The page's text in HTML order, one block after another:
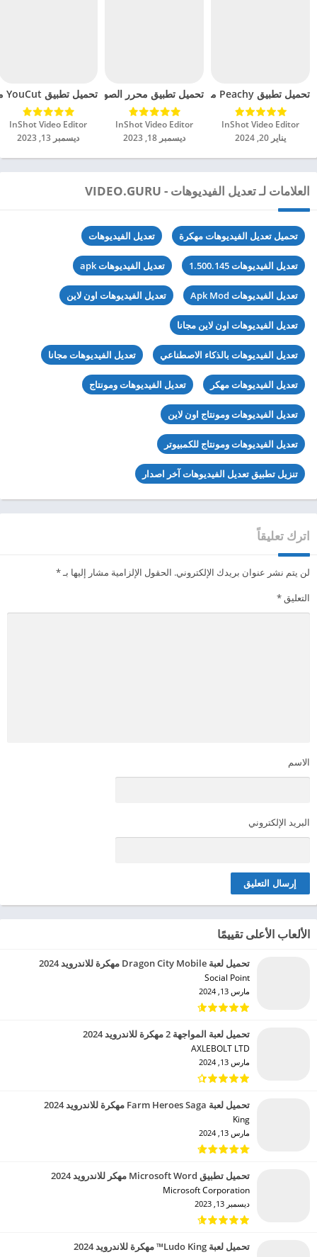
تحميل تطبيق Peachy مهكر للاندرويد 2024
InShot Video Editor‏
يناير 20, 2024
تحميل تطبيق محرر الصور تأثيرات – Lumii مهكر للاندرويد 2024
InShot Video Editor‏
ديسمبر 18, 2023
تحميل تطبيق YouCut مهكر للاندرويد 2024
InShot Video Editor‏
ديسمبر 13, 2023
العلامات لـ تعديل الفيديوهات - VIDEO.GURU
تحميل تعديل الفيديوهات مهكرة تعديل الفيديوهات
تعديل الفيديوهات 1.500.145 تعديل الفيديوهات apk
تعديل الفيديوهات Apk Mod تعديل الفيديوهات اون لاين
تعديل الفيديوهات اون لاين مجانا
تعديل الفيديوهات بالذكاء الاصطناعي تعديل الفيديوهات مجانا
تعديل الفيديوهات مهكر تعديل الفيديوهات ومونتاج
تعديل الفيديوهات ومونتاج اون لاين
تعديل الفيديوهات ومونتاج للكمبيوتر
تنزيل تطبيق تعديل الفيديوهات آخر اصدار
اترك تعليقاً
لن يتم نشر عنوان بريدك الإلكتروني. الحقول الإلزامية مشار إليها بـ*
التعليق*
الاسم
البريد الإلكتروني
الألعاب الأعلى تقييمًا
تحميل لعبة Dragon City Mobile مهكرة للاندرويد 2024
Social Point‏
مارس 13, 2024
تحميل لعبة المواجهة 2 مهكرة للاندرويد 2024
AXLEBOLT LTD‏
مارس 13, 2024
تحميل لعبة Farm Heroes Saga مهكرة للاندرويد 2024
King‏
مارس 13, 2024
تحميل تطبيق Microsoft Word مهكر للاندرويد 2024
Microsoft Corporation‏
ديسمبر 13, 2023
تحميل لعبة Ludo King™ مهكرة للاندرويد 2024